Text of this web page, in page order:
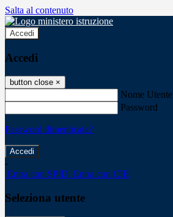
Salta al contenuto
Accedi
Accedi
button close ×
Nome Utente
Password
Password dimenticata?
-
Entra con SPID Entra con CIE
Seleziona utente